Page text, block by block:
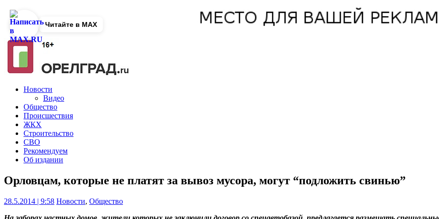
Новости
Видео
Общество
Происшествия
ЖКХ
Строительство
СВО
Рекомендуем
Об издании
Орловцам, которые не платят за вывоз мусора, могут “подложить свинью”
28.5.2014 | 9:58 Новости, Общество
Читайте в MAX